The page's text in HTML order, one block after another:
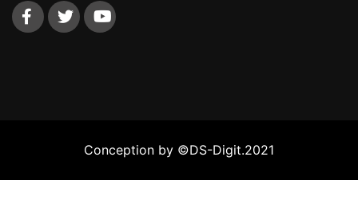
Conception by ©DS-Digit.2021